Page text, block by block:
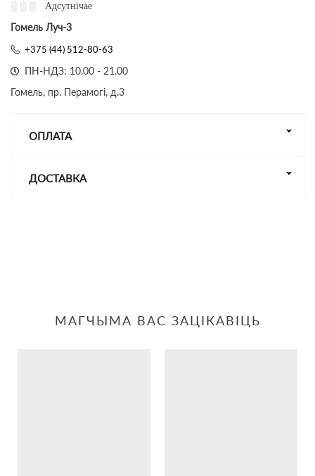
Адсутнічае
Гомель Луч-3
+375 (44) 512-80-63
ПН-НДЗ: 10.00 - 21.00
Гомель, пр. Перамогі, д.3
ОПЛАТА
ДОСТАВКА
МАГЧЫМА ВАС ЗАЦІКАВІЦЬ